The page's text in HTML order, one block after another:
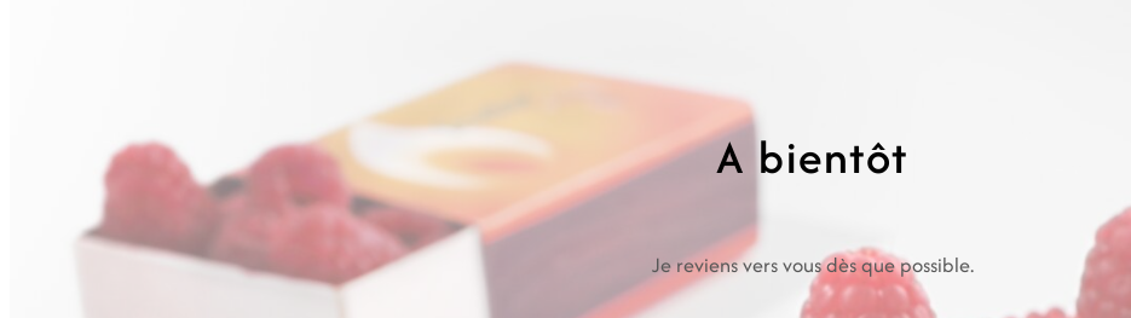
A bientôt
Je reviens vers vous dès que possible.